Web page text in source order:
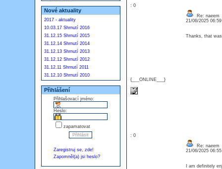
Nové aktuality
2017 - aktuality
10.03.17 Shrnutí 2016
31.12.15 Shrnutí 2015
31.12.14 Shrnutí 2014
31.12.13 Shrnutí 2013
31.12.12 Shrnutí 2012
31.12.11 Shrnutí 2011
31.12.10 Shrnutí 2010
Přihlášení
Přihlašovací jméno:
Heslo:
zapamatovat
Zaregistruj se, zde!
Zapomněl(a) jsi heslo?
: 0
{___ONLINE___}
Re: naeem
21/06/2025
Thanks, that
: 0
Re: naeem
21/06/2025
I am definitely